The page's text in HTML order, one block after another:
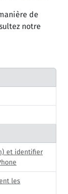
de
notre
et identifier
les